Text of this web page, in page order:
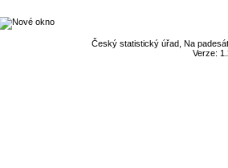
Český statistický úřad, Na
Verze: